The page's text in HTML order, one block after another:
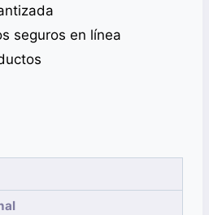
seguros en línea